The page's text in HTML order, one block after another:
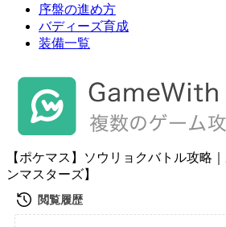
序盤の進め方
バディーズ育成
装備一覧
【ポケマス】ソウリョクバトル攻略
ンマスターズ】